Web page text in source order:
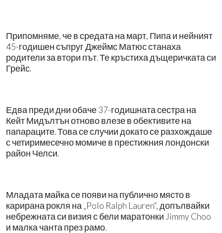
Припомняме, че в средата на март, Пипа и нейният
45-годишен съпруг Джеймс Матюс станаха
родители за втори път. Те кръстиха дъщеричката си
Грейс.
Едва преди дни обаче 37-годишната сестра на
Кейт Мидълтън отново влезе в обективите на
папараците. Това се случии докато се разхождаше
с четиримесечно момиче в престижния лондонски
район Челси.
Младата майка се появи на публично място в
карирана рокля на „Polo Ralph Lauren“, допълвайки
небрежната си визия с бели маратонки Jimmy Choo
и малка чанта през рамо.